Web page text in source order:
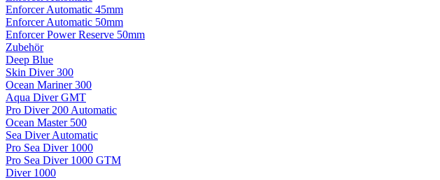
Enforcer Automatic 45mm
Enforcer Automatic 50mm
Enforcer Power Reserve 50mm
Zubehör
Deep Blue
Skin Diver 300
Ocean Mariner 300
Aqua Diver GMT
Pro Diver 200 Automatic
Ocean Master 500
Sea Diver Automatic
Pro Sea Diver 1000
Pro Sea Diver 1000 GTM
Diver 1000